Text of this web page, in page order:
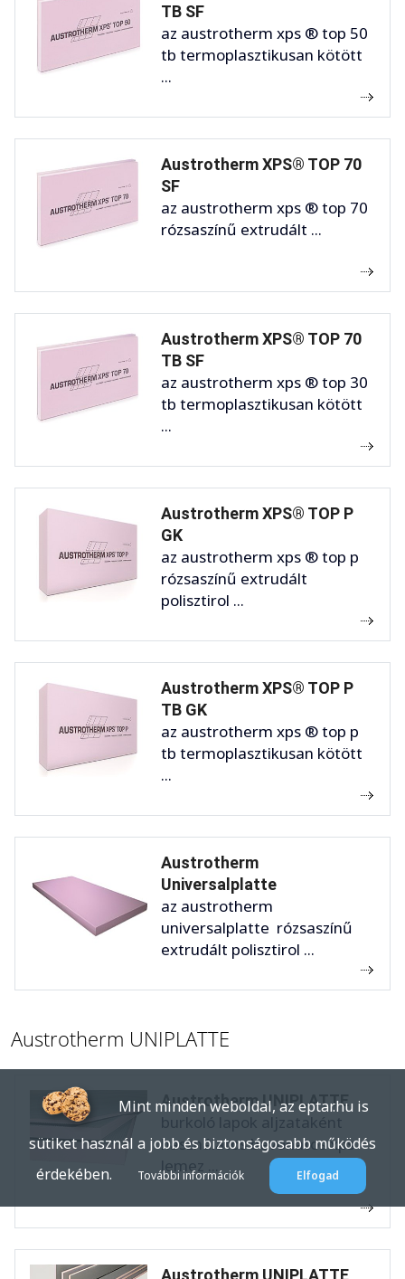
TB SF
az austrotherm xps ® top 50
tb termoplasztikusan kötött
...
Austrotherm XPS® TOP 70
SF
az austrotherm xps ® top 70
rózsaszínű extrudált ...
Austrotherm XPS® TOP 70
TB SF
az austrotherm xps ® top 30
tb termoplasztikusan kötött
...
Austrotherm XPS® TOP P
GK
az austrotherm xps ® top p
rózsaszínű extrudált
polisztirol ...
Austrotherm XPS® TOP P
TB GK
az austrotherm xps ® top p
tb termoplasztikusan kötött
...
Austrotherm
Universalplatte
az austrotherm
universalplatte rózsaszínű
extrudált polisztirol ...
Austrotherm UNIPLATTE
Austrotherm UNIPLATTE
burkoló lapok aljzataként
használatos bevonatos xps
lemez ...
Austrotherm UNIPLATTE
Mint minden weboldal, az eptar.hu is
sütiket használ a jobb és biztonságosabb működés
érdekében.
További információk Elfogad